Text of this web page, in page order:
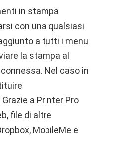
in stampa
con una qualsiasi
a tutti i menu
la stampa al
Nel caso in
a Printer Pro
file di altre
MobileMe e